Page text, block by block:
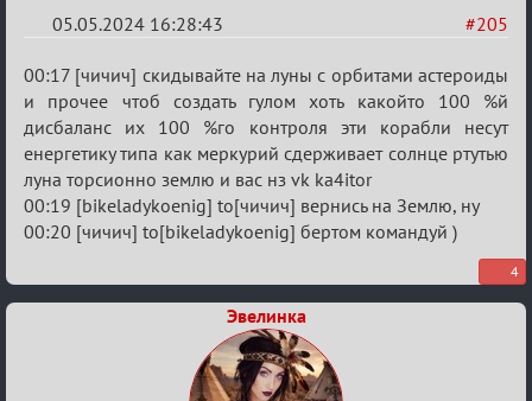
#205
05.05.2024 16:28:43
Re:
Мафский
Стихоплёт
(обсуждение)
00:17 [чичич] скидывайте на луны с орбитами астероиды
и прочее чтоб создать гулом хоть какойто 100 %й
дисбаланс их 100 %го контроля эти корабли несут
енергетику типа как меркурий сдерживает солнце ртутью
луна торсионно землю и вас нз vk ka4itor
00:19 [bikeladykoenig] to[чичич] вернись на Землю, ну
00:20 [чичич] to[bikeladykoenig] бертом командуй )
4
Эвелинка